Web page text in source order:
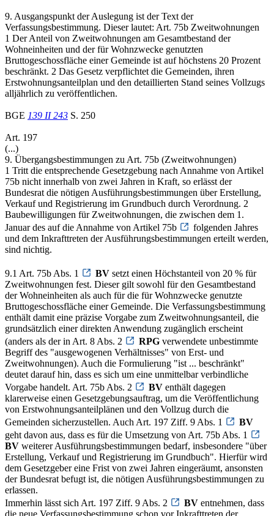
9. Ausgangspunkt der Auslegung ist der Text der
Verfassungsbestimmung. Dieser lautet: Art. 75b Zweitwohnungen
1 Der Anteil von Zweitwohnungen am Gesamtbestand der
Wohneinheiten und der für Wohnzwecke genutzten
Bruttogeschossfläche einer Gemeinde ist auf höchstens 20 Prozent
beschränkt. 2 Das Gesetz verpflichtet die Gemeinden, ihren
Erstwohnungsanteilplan und den detaillierten Stand seines Vollzugs
alljährlich zu veröffentlichen.
BGE 139 II 243 S. 250
Art. 197
(...)
9. Übergangsbestimmungen zu Art. 75b (Zweitwohnungen)
1 Tritt die entsprechende Gesetzgebung nach Annahme von Artikel
75b nicht innerhalb von zwei Jahren in Kraft, so erlässt der
Bundesrat die nötigen Ausführungsbestimmungen über Erstellung,
Verkauf und Registrierung im Grundbuch durch Verordnung. 2
Baubewilligungen für Zweitwohnungen, die zwischen dem 1.
Januar des auf die Annahme von Artikel 75b
folgenden Jahres
und dem Inkrafttreten der Ausführungsbestimmungen erteilt werden,
sind nichtig.
9.1 Art. 75b Abs. 1 BV setzt einen Höchstanteil von 20 % für
Zweitwohnungen fest. Dieser gilt sowohl für den Gesamtbestand
der Wohneinheiten als auch für die für Wohnzwecke genutzte
Bruttogeschossfläche einer Gemeinde. Die Verfassungsbestimmung
enthält damit eine präzise Vorgabe zum Zweitwohnungsanteil, die
grundsätzlich einer direkten Anwendung zugänglich erscheint
(anders als der in Art. 8 Abs. 2
RPG verwendete unbestimmte
Begriff des "ausgewogenen Verhältnisses" von Erst- und
Zweitwohnungen). Auch die Formulierung "ist ... beschränkt"
deutet darauf hin, dass es sich um eine unmittelbar verbindliche
Vorgabe handelt. Art. 75b Abs. 2
BV enthält dagegen
klarerweise einen Gesetzgebungsauftrag, um die Veröffentlichung
von Erstwohnungsanteilplänen und den Vollzug durch die
Gemeinden sicherzustellen. Auch Art. 197 Ziff. 9 Abs. 1
BV
geht davon aus, dass es für die Umsetzung von Art. 75b Abs. 1
BV weiterer Ausführungsbestimmungen bedarf, insbesondere "über
Erstellung, Verkauf und Registrierung im Grundbuch". Hierfür wird
dem Gesetzgeber eine Frist von zwei Jahren eingeräumt, ansonsten
der Bundesrat befugt ist, die nötigen Ausführungsbestimmungen zu
erlassen.
Immerhin lässt sich Art. 197 Ziff. 9 Abs. 2
BV entnehmen, dass
die neue Verfassungsbestimmung schon vor Inkrafttreten der